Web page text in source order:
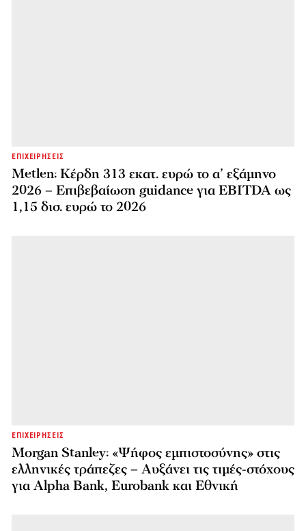
ΕΠΙΧΕΙΡΗΣΕΙΣ
Metlen: Κέρδη 313 εκατ. ευρώ το α’ εξάμηνο
2026 – Επιβεβαίωση guidance για EBITDA ως
1,15 δισ. ευρώ το 2026
ΕΠΙΧΕΙΡΗΣΕΙΣ
Morgan Stanley: «Ψήφος εμπιστοσύνης» στις
ελληνικές τράπεζες – Αυξάνει τις τιμές-στόχους
για Alpha Bank, Eurobank και Εθνική